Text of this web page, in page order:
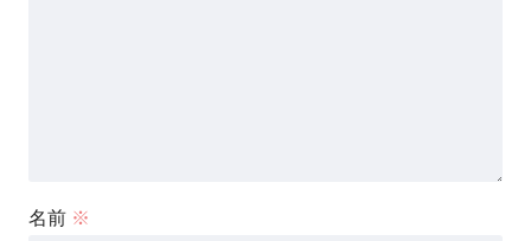
名前 ※